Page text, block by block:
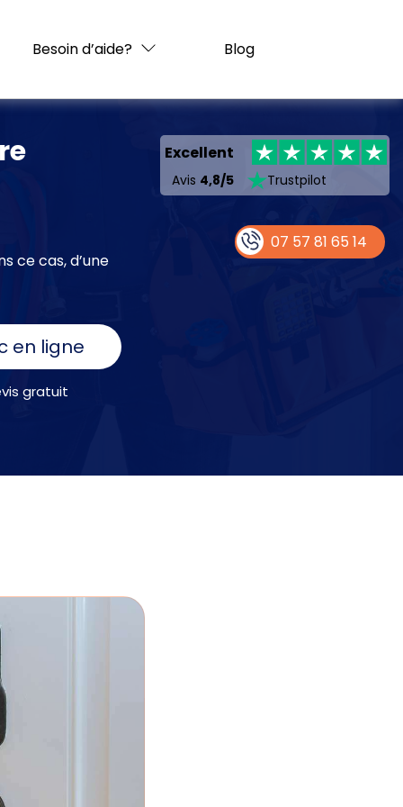
Besoin d’aide? Blog
ce cas, d’une
en ligne
gratuit
Excellent
Avis 4,8/5 Trustpilot
07 57 81 65 14